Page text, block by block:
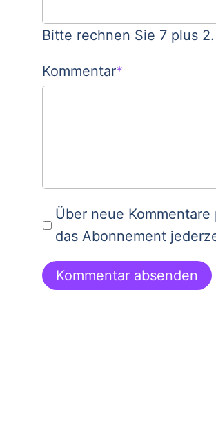
Bitte rechnen Sie 7 plus 2.
Pflichtfeld
Kommentar*
Über neue
das Abonnement
Kommentar absenden